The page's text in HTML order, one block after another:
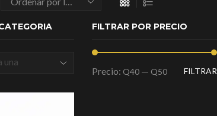
una
FILTRAR POR PRECIO
FILTRAR
Precio: Q40— Q50